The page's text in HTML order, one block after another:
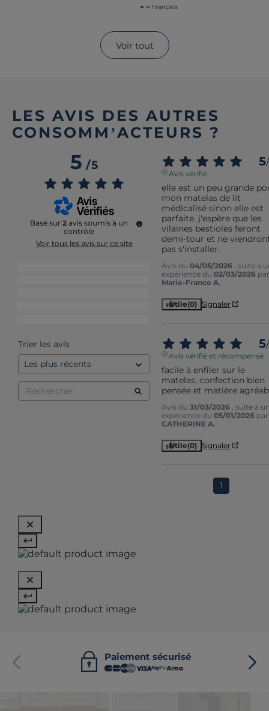
Français
Voir tout
LES AVIS DES AUTRES
CONSOMM’ACTEURS ?
5/5
Basé sur 2 avis soumis à un
contrôle
Voir tous les avis sur ce site
2
0
0
0
0
Trier les avis
5/
Avis vérifié
elle est un peu grande
mon matelas de lit
médicalisé sinon elle est
parfaite. j'espère que les
vilaines bestioles feront
demi-tour et ne
pas s'installer.
Avis du 04/05/2026
, suite à
expérience du 02/03/2026 par
Marie-France A.
Utile(0) Signaler
5/
Avis vérifié et récompensé
facile à enfiler sur le
matelas, confection bien
pensée et matière
Avis du 31/03/2026
, suite à
expérience du 05/01/2026 par
CATHERINE A.
Utile(0) Signaler
1
Paiement sécurisé